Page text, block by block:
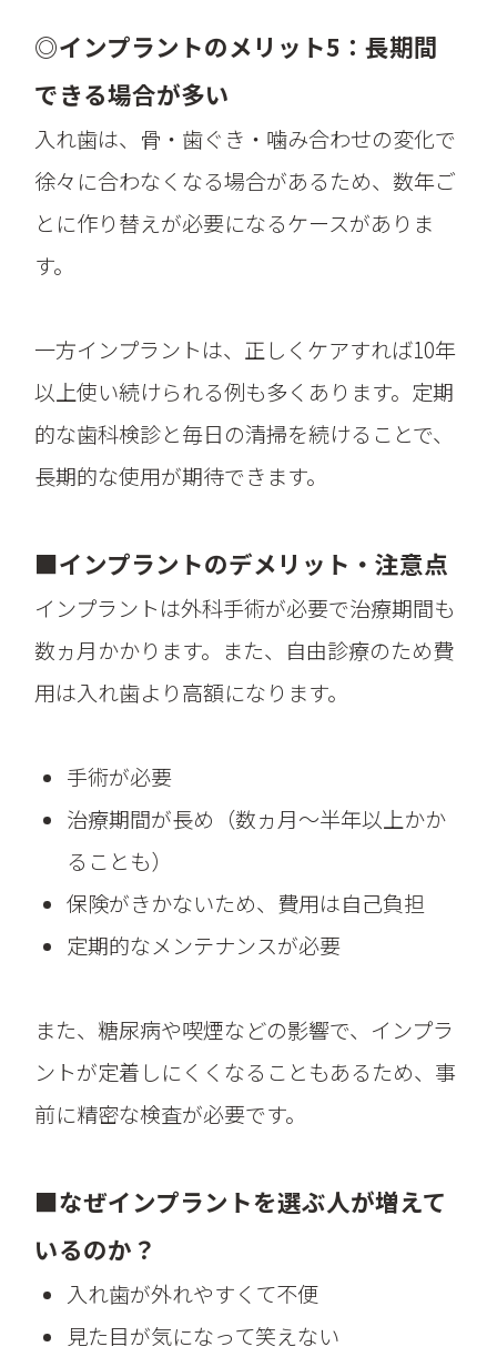
◎インプラントのメリット5：長期間
できる場合が多い
入れ歯は、骨・歯ぐき・噛み合わせの変化で
徐々に合わなくなる場合があるため、数年ご
とに作り替えが必要になるケースがありま
す。
一方インプラントは、正しくケアすれば10年
以上使い続けられる例も多くあります。定期
的な歯科検診と毎日の清掃を続けることで、
長期的な使用が期待できます。
■インプラントのデメリット・注意点
インプラントは外科手術が必要で治療期間も
数ヵ月かかります。また、自由診療のため費
用は入れ歯より高額になります。
手術が必要
治療期間が長め（数ヵ月～半年以上かか
ることも）
保険がきかないため、費用は自己負担
定期的なメンテナンスが必要
また、糖尿病や喫煙などの影響で、インプラ
ントが定着しにくくなることもあるため、事
前に精密な検査が必要です。
■なぜインプラントを選ぶ人が増えて
いるのか？
入れ歯が外れやすくて不便
見た目が気になって笑えない